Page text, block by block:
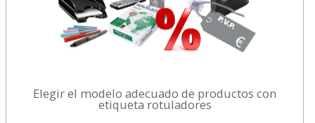
Elegir el modelo adecuado de productos con
etiqueta rotuladores